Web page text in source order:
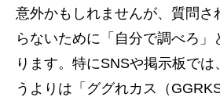
意外かもしれませんが、質問さ
らないために「自分で調べろ」
ります。特にSNSや掲示板で
うよりは「ググれカス（